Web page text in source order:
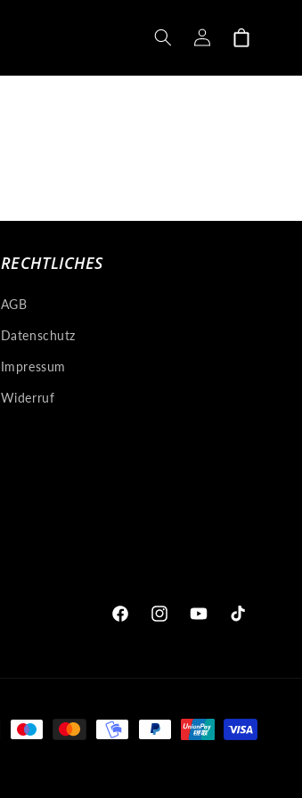
EinloggenWarenkorb
RECHTLICHES
AGB
Datenschutz
Impressum
Widerruf
FacebookInstagramYouTubeTikTok